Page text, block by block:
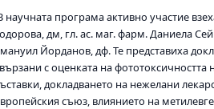
научната програма активно участие
дм, гл. ас. маг. фарм. Даниела
Йорданов, дф. Те представиха
с оценката на
докладването на нежелани
съюз, влиянието на